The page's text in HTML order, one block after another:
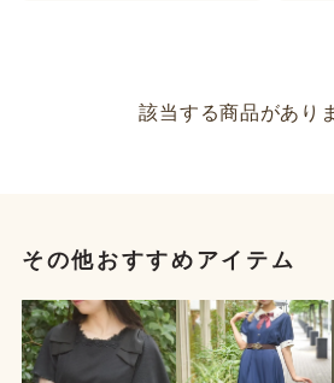
該当する商品があり
その他おすすめアイテム